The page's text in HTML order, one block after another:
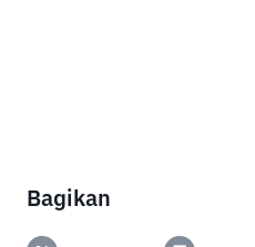
Bagikan